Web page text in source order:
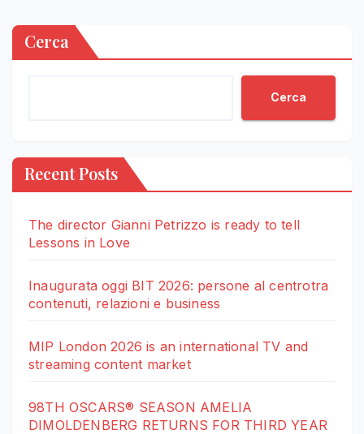
Cerca
Cerca
Recent Posts
The director Gianni Petrizzo is ready to tell
Lessons in Love
Inaugurata oggi BIT 2026: persone al centrotra
contenuti, relazioni e business
MIP London 2026 is an international TV and
streaming content market
98TH OSCARS® SEASON AMELIA
DIMOLDENBERG RETURNS FOR THIRD YEAR